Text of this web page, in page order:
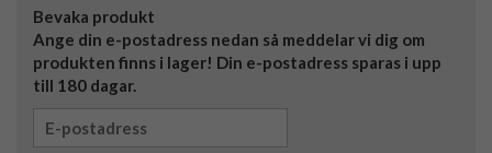
Bevaka produkt
Ange din e-postadress nedan så meddelar vi dig om
produkten finns i lager! Din e-postadress sparas i upp
till 180 dagar.